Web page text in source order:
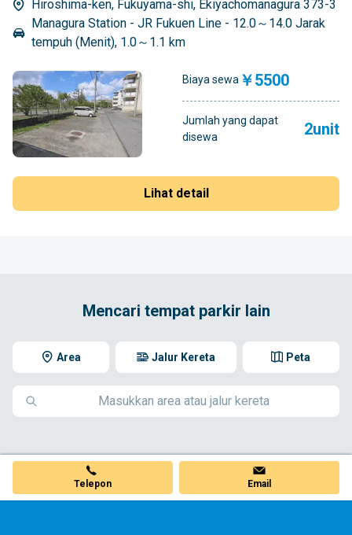
Hiroshima-ken, Fukuyama-shi, Ekiyachomanagura 373-3
Managura Station - JR Fukuen Line - 12.0～14.0 Jarak
tempuh (Menit), 1.0～1.1 km
Biaya sewa ￥5500
Jumlah yang dapat
disewa
2unit
Lihat detail
Mencari tempat parkir lain
Area Peta
Jalur Kereta
Telepon Email